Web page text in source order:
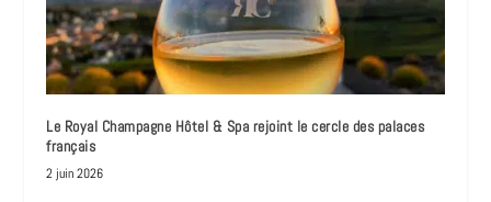
Le Royal Champagne Hôtel & Spa rejoint le cercle des palaces
français
2 juin 2026